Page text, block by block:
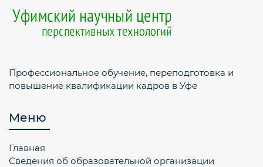
Профессиональное обучение, переподготовка и
повышение квалификации кадров в Уфе
Меню
Главная
Сведения об образовательной организации